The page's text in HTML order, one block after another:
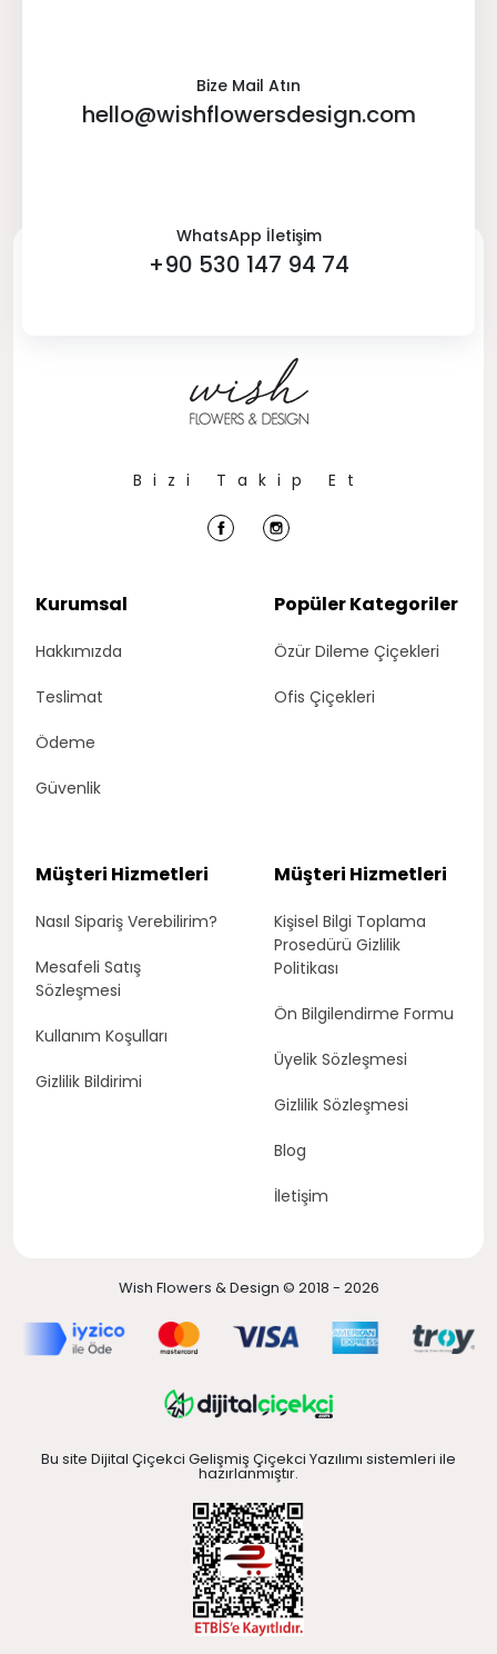
Bize Mail Atın
hello@wishflowersdesign.com
WhatsApp İletişim
+90 530 147 94 74
Kurumsal
Hakkımızda
Teslimat
Ödeme
Güvenlik
Popüler Kategoriler
Özür Dileme Çiçekleri
Ofis Çiçekleri
Bizi Takip Et
Müşteri Hizmetleri
Nasıl Sipariş Verebilirim?
Mesafeli Satış
Sözleşmesi
Kullanım Koşulları
Gizlilik Bildirimi
Müşteri Hizmetleri
Kişisel Bilgi Toplama
Prosedürü Gizlilik
Politikası
Ön Bilgilendirme Formu
Üyelik Sözleşmesi
Gizlilik Sözleşmesi
Blog
İletişim
Wish Flowers & Design © 2018 - 2026
Bu site Dijital Çiçekci Gelişmiş Çiçekci Yazılımı sistemleri ile
hazırlanmıştır.